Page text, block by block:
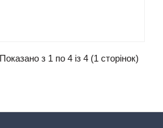
Показано з 1 по 4 із 4 (1 сторінок)